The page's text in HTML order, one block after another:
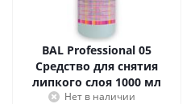
BAL Professional 05
Средство для снятия
липкого слоя 1000 мл
Нет в наличии